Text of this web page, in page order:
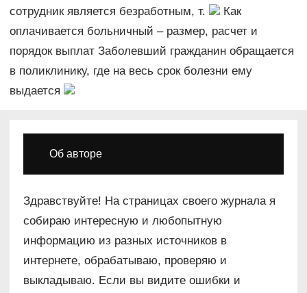
сотрудник является безработным, т.
Как
оплачивается больничный – размер, расчет и
порядок выплат Заболевший гражданин обращается
в поликлинику, где на весь срок болезни ему
выдается
Об авторе
Здравствуйте! На страницах своего журнала я
собираю интересную и любопытную
информацию из разных источников в
интернете, обрабатываю, проверяю и
выкладываю. Если вы видите ошибки и